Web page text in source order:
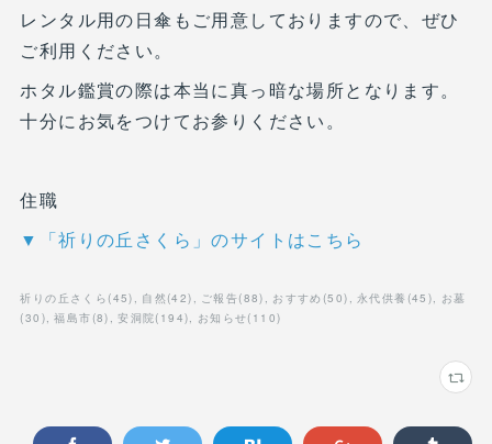
レンタル用の日傘もご用意しておりますので、ぜひ
ご利用ください。
ホタル鑑賞の際は本当に真っ暗な場所となります。
十分にお気をつけてお参りください。
住職
▼「祈りの丘さくら」のサイトはこちら
祈りの丘さくら (45) 自然(42) ご報告(88) おすすめ (50) 永代供養 (45 )
お墓
(30 ) 福島市 (8) 安洞院( 194) お知らせ( 110)